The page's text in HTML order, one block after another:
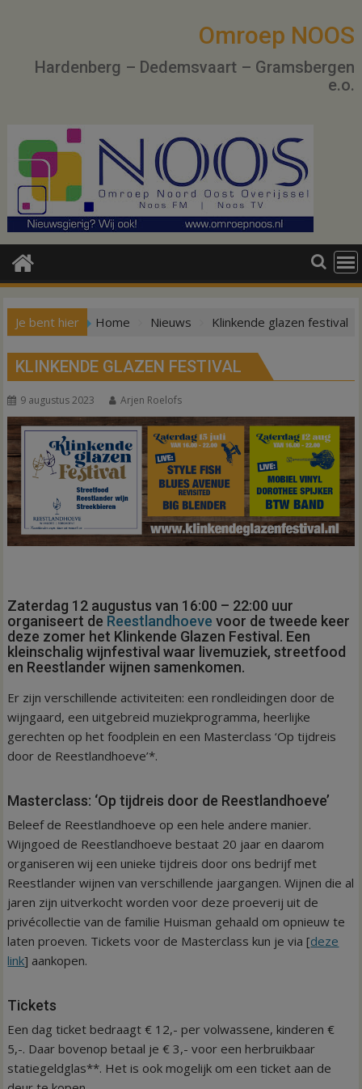
Omroep NOOS
Hardenberg – Dedemsvaart – Gramsbergen
e.o.
Je bent hier Home Nieuws Klinkende glazen festival
KLINKENDE GLAZEN FESTIVAL
9 augustus 2023 Arjen Roelofs
Zaterdag 12 augustus van 16:00 – 22:00 uur
organiseert de Reestlandhoeve voor de tweede keer
deze zomer het Klinkende Glazen Festival. Een
kleinschalig wijnfestival waar livemuziek, streetfood
en Reestlander wijnen samenkomen.
Er zijn verschillende activiteiten: een rondleidingen door de
wijngaard, een uitgebreid muziekprogramma, heerlijke
gerechten op het foodplein en een Masterclass ‘Op tijdreis
door de Reestlandhoeve’*.
Masterclass: ‘Op tijdreis door de Reestlandhoeve’
Beleef de Reestlandhoeve op een hele andere manier.
Wijngoed de Reestlandhoeve bestaat 20 jaar en daarom
organiseren wij een unieke tijdreis door ons bedrijf met
Reestlander wijnen van verschillende jaargangen. Wijnen die al
jaren zijn uitverkocht worden voor deze proeverij uit de
privécollectie van de familie Huisman gehaald om opnieuw te
laten proeven. Tickets voor de Masterclass kun je via [deze
link] aankopen.
Tickets
Een dag ticket bedraagt € 12,- per volwassene, kinderen €
5,-. Daar bovenop betaal je € 3,- voor een herbruikbaar
statiegeldglas**. Het is ook mogelijk om een ticket aan de